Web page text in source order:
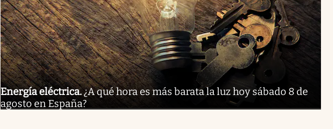
Energía eléctrica.¿A qué hora es más barata la luz hoy sábado 8 de
agosto en España?